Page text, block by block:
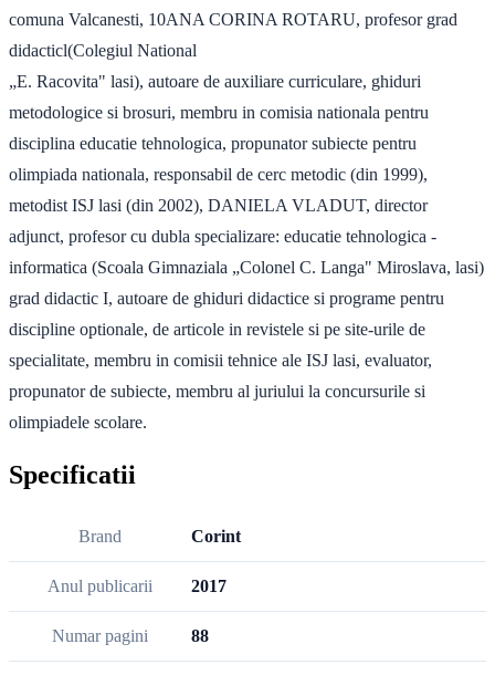
comuna Valcanesti, 10ANA CORINA ROTARU, profesor grad
didacticl(Colegiul National
„E. Racovita" lasi), autoare de auxiliare curriculare, ghiduri
metodologice si brosuri, membru in comisia nationala pentru
disciplina educatie tehnologica, propunator subiecte pentru
olimpiada nationala, responsabil de cerc metodic (din 1999),
metodist ISJ lasi (din 2002), DANIELA VLADUT, director
adjunct, profesor cu dubla specializare: educatie tehnologica -
informatica (Scoala Gimnaziala „Colonel C. Langa" Miroslava, lasi)
grad didactic I, autoare de ghiduri didactice si programe pentru
discipline optionale, de articole in revistele si pe site-urile de
specialitate, membru in comisii tehnice ale ISJ lasi, evaluator,
propunator de subiecte, membru al juriului la concursurile si
olimpiadele scolare.
Specificatii
Brand Corint
Anul publicarii 2017
Numar pagini 88